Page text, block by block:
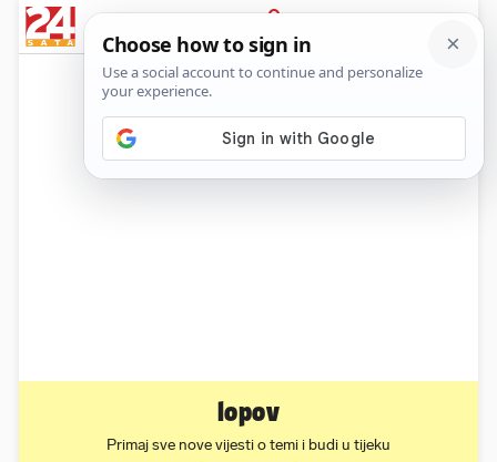
PRIJAVA
News
lopov
Primaj sve nove vijesti o temi i budi u tijeku